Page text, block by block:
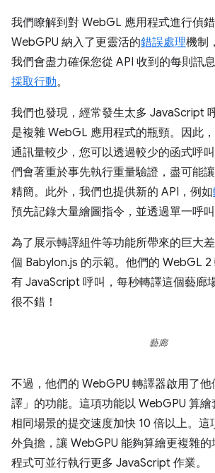
我們瞭解到對 WebGL 應用程式進行偵
WebGPU 納入了更靈活的錯誤處理機制
我們會盡力確保您從 API 收到的每則訊
採取行動。
我們也發現，經常發生太多 JavaScript
是複雜 WebGL 應用程式的瓶頸。因此
通訊量較少，您可以透過較少的函式呼
們會著重於事先執行重量驗證，盡可能
精簡。此外，我們也提供新的 API，例如
預先記錄大量繪圖指令，並透過單一呼叫
為了展示轉譯組件等功能所帶來的巨大
個 Babylon.js 的示範。他們的 WebGL
有 JavaScript 呼叫，每秒轉譯這個藝廊
很不錯！
藝廊
不過，他們的 WebGPU 轉譯器啟用了
譯」的功能。這項功能以 WebGPU 算
相同場景的提交速度加快 10 倍以上。這
外負擔，讓 WebGPU 能夠算繪更複雜
程式可並行執行更多 JavaScript 作業。